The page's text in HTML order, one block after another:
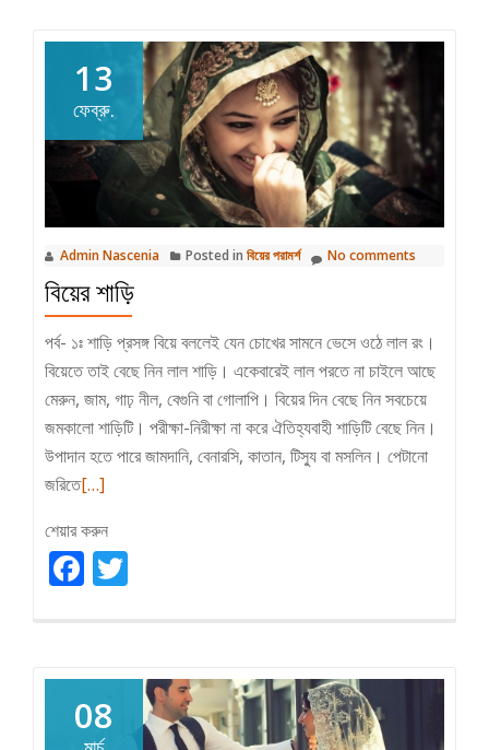
13
ফেব্রু.
Admin Nascenia Posted in বিয়ের পরামর্শ No comments
বিয়ের শাড়ি
পর্ব- ১ঃ শাড়ি প্রসঙ্গ বিয়ে বললেই যেন চোখের সামনে ভেসে ওঠে লাল রং।
বিয়েতে তাই বেছে নিন লাল শাড়ি। একেবারেই লাল পরতে না চাইলে আছে
মেরুন, জাম, গাঢ় নীল, বেগুনি বা গোলাপি। বিয়ের দিন বেছে নিন সবচেয়ে
জমকালো শাড়িটি। পরীক্ষা-নিরীক্ষা না করে ঐতিহ্যবাহী শাড়িটি বেছে নিন।
উপাদান হতে পারে জামদানি, বেনারসি, কাতান, টিস্যু বা মসলিন। পেটানো
জরিতেRead
about
বিয়ের
[…]
শেয়ার করুন
Facebook
08